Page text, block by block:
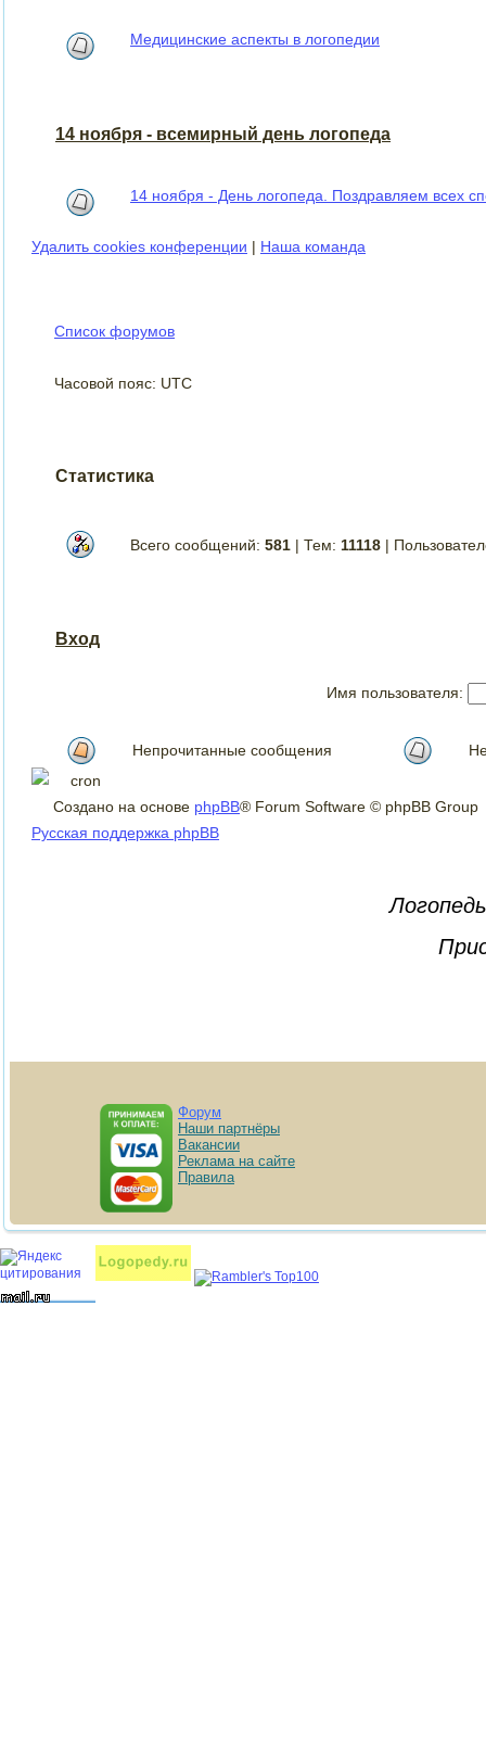
Медицинские аспекты в логопедии
14 ноября - всемирный день логопеда
14 ноября - День логопеда. Поздравляем всех
Удалить cookies конференции | Наша команда
Список форумов
Часовой пояс: UTC
Статистика
Всего сообщений: 581 | Тем: 11118 |
Вход
Имя пользователя:
Непрочитанные сообщения
Создано на основе phpBB® Forum Software © phpBB Group
Русская поддержка phpBB
Форум
Наши партнёры
Вакансии
Реклама на сайте
Правила